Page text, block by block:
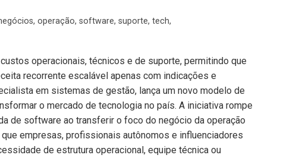
, operação, software, suporte, tech,
operacionais, técnicos e de suporte, permitindo que
recorrente escalável apenas com indicações e
em sistemas de gestão, lança um novo modelo de
o mercado de tecnologia no país. A iniciativa rompe
de software ao transferir o foco do negócio da operação
empresas, profissionais autônomos e influenciadores
de estrutura operacional, equipe técnica ou